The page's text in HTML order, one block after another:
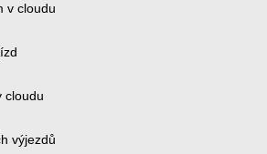
v cloudu
cloudu
výjezdů